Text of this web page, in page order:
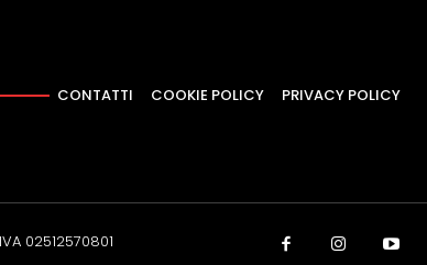
CONTATTI COOKIE POLICY PRIVACY POLICY
02512570801